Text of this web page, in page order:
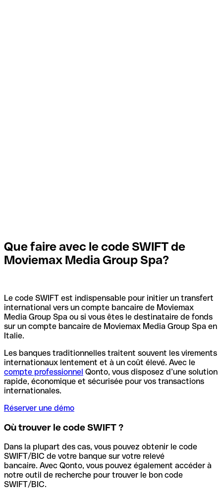
Que faire avec le code SWIFT de
Moviemax Media Group Spa?
Le code SWIFT est indispensable pour initier un transfert
international vers un compte bancaire de Moviemax
Media Group Spa ou si vous êtes le destinataire de fonds
sur un compte bancaire de Moviemax Media Group Spa en
Italie.
Les banques traditionnelles traitent souvent les virements
internationaux lentement et à un coût élevé. Avec le
compte professionnel Qonto, vous disposez d’une solution
rapide, économique et sécurisée pour vos transactions
internationales.
Réserver une démo
Où trouver le code SWIFT ?
Dans la plupart des cas, vous pouvez obtenir le code
SWIFT/BIC de votre banque sur votre relevé
bancaire. Avec Qonto, vous pouvez également accéder à
notre outil de recherche pour trouver le bon code
SWIFT/BIC.